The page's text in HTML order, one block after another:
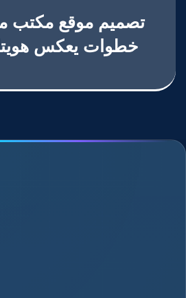
خطوات يعكس هويتك